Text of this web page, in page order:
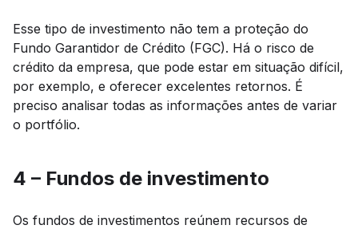
Esse tipo de investimento não tem a proteção do
Fundo Garantidor de Crédito (FGC). Há o risco de
crédito da empresa, que pode estar em situação difícil,
por exemplo, e oferecer excelentes retornos. É
preciso analisar todas as informações antes de variar
o portfólio.
4 – Fundos de investimento
Os fundos de investimentos reúnem recursos de